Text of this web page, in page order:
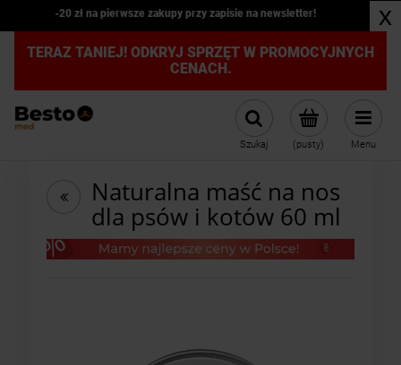
-20 zł na pierwsze zakupy przy zapisie na newsletter! x
TERAZ TANIEJ! ODKRYJ SPRZĘT W PROMOCYJNYCH
CENACH.
(pusty)
Szukaj Menu
Naturalna maść na nos
dla psów i kotów 60 ml